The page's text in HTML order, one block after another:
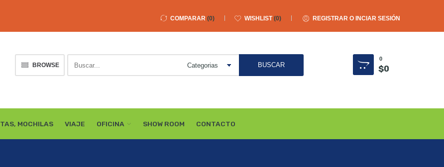
COMPARAR 0 WISHLIST 0 REGISTRAR O INCIAR SESIÓN
BROWSE
here
0
$0
MOCHILAS VIAJE OFICINA SHOW ROOM CONTACTO